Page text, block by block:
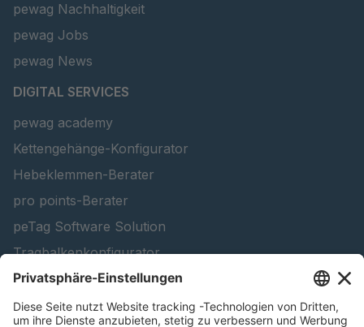
pewag Nachhaltigkeit
pewag Jobs
pewag News
DIGITAL SERVICES
pewag academy
Kettengehänge-Konfigurator
Hebeklemmen-Berater
pro points-Berater
peTag Software Solution
Tragbalkenkonfigurator
Schneekettenkonfigurator - Firmenkunden
Schneekettenkonfigurator - Privatkunden